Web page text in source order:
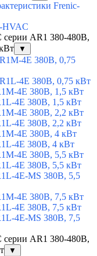
Frenic-
HVAC
AR1 380-480В,
▼
4E 380В, 0,75
4E 380В, 0,75 кВт
4E 380В, 1,5 кВт
4E 380В, 1,5 кВт
4E 380В, 2,2 кВт
4E 380В, 2,2 кВт
4E 380В, 4 кВт
4E 380В, 4 кВт
4E 380В, 5,5 кВт
4E 380В, 5,5 кВт
4E-MS 380В, 5,5
4E 380В, 7,5 кВт
4E 380В, 7,5 кВт
4E-MS 380В, 7,5
AR1 380-480В,
▼